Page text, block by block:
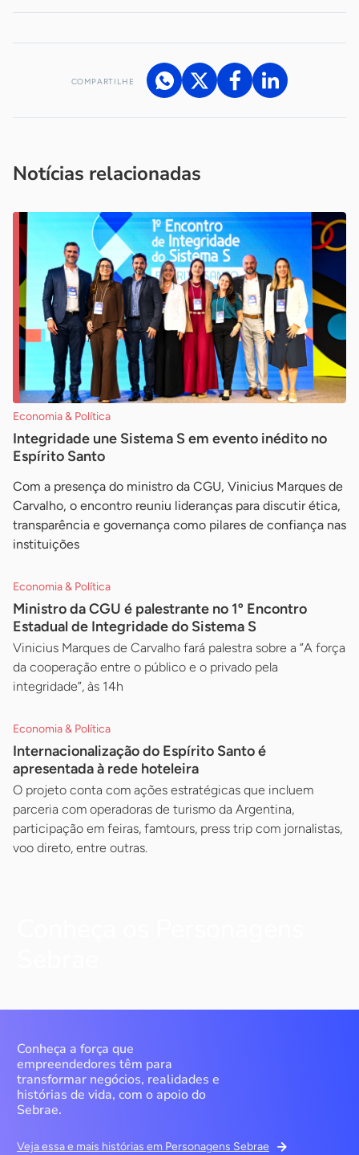
COMPARTILHE
Notícias relacionadas
Economia & Política
Integridade une Sistema S em evento inédito no
Espírito Santo
Com a presença do ministro da CGU, Vinicius Marques de
Carvalho, o encontro reuniu lideranças para discutir ética,
transparência e governança como pilares de confiança nas
instituições
Economia & Política
Ministro da CGU é palestrante no 1º Encontro
Estadual de Integridade do Sistema S
Vinicius Marques de Carvalho fará palestra sobre a ”A força
da cooperação entre o público e o privado pela
integridade”, às 14h
Economia & Política
Internacionalização do Espírito Santo é
apresentada à rede hoteleira
O projeto conta com ações estratégicas que incluem
parceria com operadoras de turismo da Argentina,
participação em feiras, famtours, press trip com jornalistas,
voo direto, entre outras.
Conheça a força que
empreendedores têm para
transformar negócios, realidades e
histórias de vida, com o apoio do
Sebrae.
Veja essa e mais histórias em Personagens Sebrae